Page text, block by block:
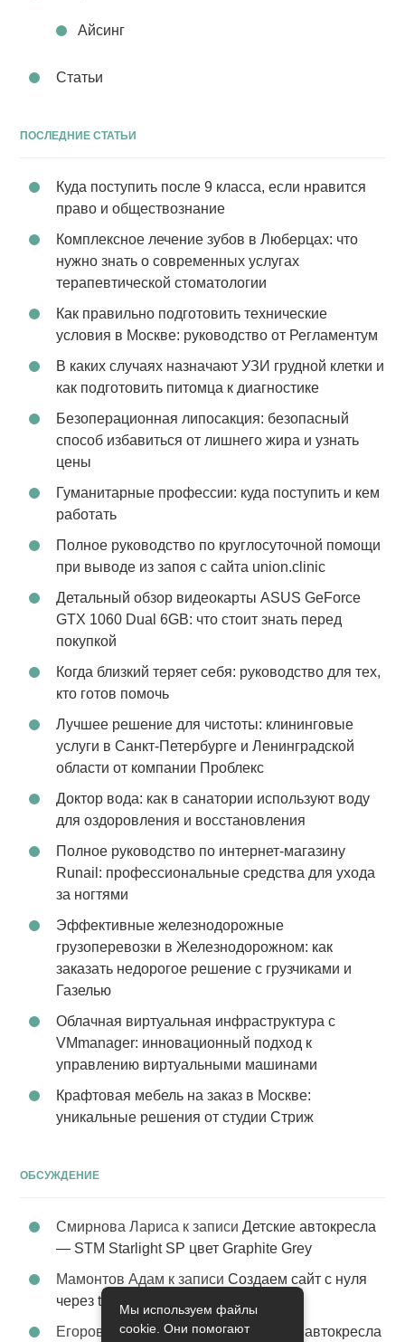
Айсинг
Статьи
ПОСЛЕДНИЕ СТАТЬИ
Куда поступить после 9 класса, если нравится
право и обществознание
Комплексное лечение зубов в Люберцах: что
нужно знать о современных услугах
терапевтической стоматологии
Как правильно подготовить технические
условия в Москве: руководство от Регламентум
В каких случаях назначают УЗИ грудной клетки и
как подготовить питомца к диагностике
Безоперационная липосакция: безопасный
способ избавиться от лишнего жира и узнать
цены
Гуманитарные профессии: куда поступить и кем
работать
Полное руководство по круглосуточной помощи
при выводе из запоя с сайта union.clinic
Детальный обзор видеокарты ASUS GeForce
GTX 1060 Dual 6GB: что стоит знать перед
покупкой
Когда близкий теряет себя: руководство для тех,
кто готов помочь
Лучшее решение для чистоты: клининговые
услуги в Санкт-Петербурге и Ленинградской
области от компании Проблекс
Доктор вода: как в санатории используют воду
для оздоровления и восстановления
Полное руководство по интернет-магазину
Runail: профессиональные средства для ухода
за ногтями
Эффективные железнодорожные
грузоперевозки в Железнодорожном: как
заказать недорогое решение с грузчиками и
Газелью
Облачная виртуальная инфраструктура с
VMmanager: инновационный подход к
управлению виртуальными машинами
Крафтовая мебель на заказ в Москве:
уникальные решения от студии Стриж
ОБСУЖДЕНИЕ
Смирнова Лариса к записиДетские автокресла
— STM Starlight SP цвет Graphite Grey
Мамонтов Адам к записиСоздаем сайт с нуля
через tobiz
Егоров Константинк записиДетские автокресла
Мы используем файлы
cookie. Они помогают